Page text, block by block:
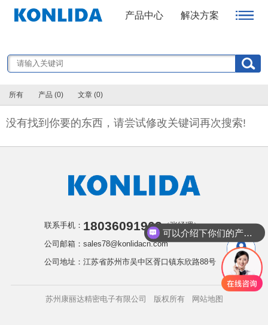
产品中心 解决方案
所有 产品 (0) 文章 (0)
没有找到你要的东西，请尝试修改关键词再次搜索!
联系手机： 18036091963（张经理）
公司邮箱：sales78@konlidacn.com
公司地址：江苏省苏州市吴中区胥口镇东欣路88号
苏州康丽达精密电子有限公司 版权所有 网站地图
可以介绍下你们的产品么